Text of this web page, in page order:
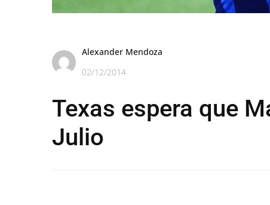
Alexander Mendoza
02/12/2014
Texas espera que
Julio